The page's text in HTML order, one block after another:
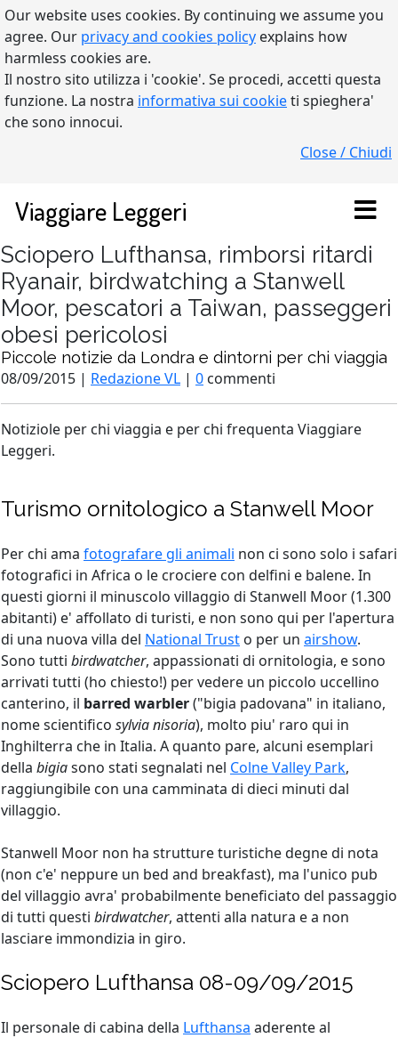
Our website uses cookies. By continuing we assume you
agree. Our privacy and cookies policy explains how
harmless cookies are.
Il nostro sito utilizza i 'cookie'. Se procedi, accetti questa
funzione. La nostra informativa sui cookieti spieghera'
che sono innocui.
Close / Chiudi
Viaggiare Leggeri
Sciopero Lufthansa, rimborsi ritardi
Ryanair, birdwatching a Stanwell
Moor, pescatori a Taiwan, passeggeri
obesi pericolosi
Piccole notizie da Londra e dintorni per chi viaggia
08/09/2015 | Redazione VL | 0 commenti
Notiziole per chi viaggia e per chi frequenta Viaggiare
Leggeri.
Turismo ornitologico a Stanwell Moor
Per chi ama fotografare gli animali non ci sono solo i safari
fotografici in Africa o le crociere con delfini e balene. In
questi giorni il minuscolo villaggio di Stanwell Moor (1.300
abitanti) e' affollato di turisti, e non sono qui per l'apertura
di una nuova villa del National Trust o per un airshow.
Sono tutti birdwatcher, appassionati di ornitologia, e sono
arrivati tutti (ho chiesto!) per vedere un piccolo uccellino
canterino, il barred warbler("bigia padovana" in italiano,
nome scientifico sylvia nisoria), molto piu' raro qui in
Inghilterra che in Italia. A quanto pare, alcuni esemplari
della bigiasono stati segnalati nel Colne Valley Park,
raggiungibile con una camminata di dieci minuti dal
villaggio.
Stanwell Moor non ha strutture turistiche degne di nota
(non c'e' neppure un bed and breakfast), ma l'unico pub
del villaggio avra' probabilmente beneficiato del passaggio
di tutti questi birdwatcher, attenti alla natura e a non
lasciare immondizia in giro.
Sciopero Lufthansa 08-09/09/2015
Il personale di cabina della Lufthansa aderente al